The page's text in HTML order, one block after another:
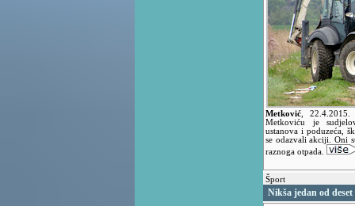
Metković
Metkoviću je
ustanova i poduzeća,
se odazvali akciji. Oni
raznoga otpada.
Šport
Nikša jedan od